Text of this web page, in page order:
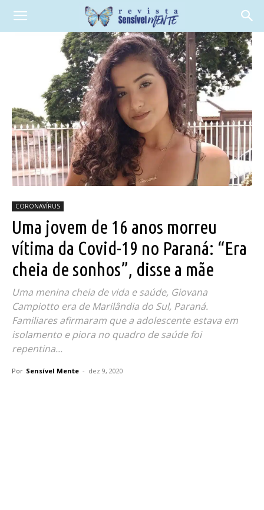
CORONAVÍRUS
Uma jovem de 16 anos morreu
vítima da Covid-19 no Paraná: “Era
cheia de sonhos”, disse a mãe
Uma menina cheia de vida e saúde, Giovana
Campiotto era de Marilândia do Sul, Paraná.
Familiares afirmaram que a adolescente estava em
isolamento e piora no quadro de saúde foi
repentina...
Por Sensível Mente - dez 9, 2020